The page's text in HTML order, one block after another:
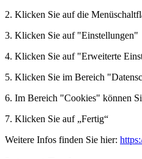
2. Klicken Sie auf die
3. Klicken Sie auf "Einstellungen"
4. Klicken Sie auf "Erweiterte
5. Klicken Sie im Bereich
6. Im Bereich "Cookies" können
7. Klicken Sie auf „Fertig“
Weitere Infos finden Sie hier: